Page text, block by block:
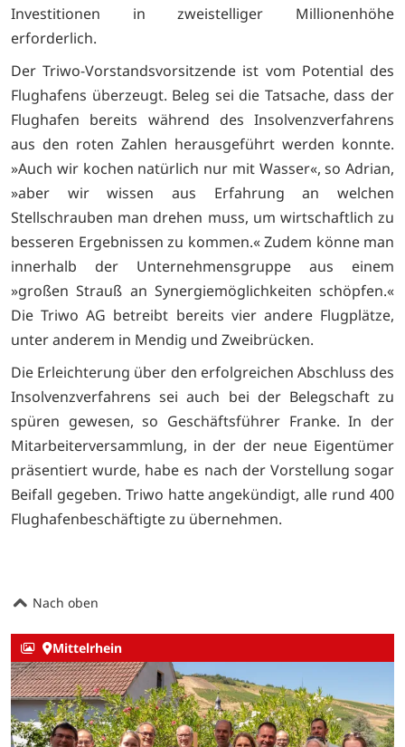
Investitionen in zweistelliger Millionenhöhe
erforderlich.
Der Triwo-Vorstandsvorsitzende ist vom Potential des
Flughafens überzeugt. Beleg sei die Tatsache, dass der
Flughafen bereits während des Insolvenzverfahrens
aus den roten Zahlen herausgeführt werden konnte.
»Auch wir kochen natürlich nur mit Wasser«, so Adrian,
»aber wir wissen aus Erfahrung an welchen
Stellschrauben man drehen muss, um wirtschaftlich zu
besseren Ergebnissen zu kommen.« Zudem könne man
innerhalb der Unternehmensgruppe aus einem
»großen Strauß an Synergiemöglichkeiten schöpfen.«
Die Triwo AG betreibt bereits vier andere Flugplätze,
unter anderem in Mendig und Zweibrücken.
Die Erleichterung über den erfolgreichen Abschluss des
Insolvenzverfahrens sei auch bei der Belegschaft zu
spüren gewesen, so Geschäftsführer Franke. In der
Mitarbeiterversammlung, in der der neue Eigentümer
präsentiert wurde, habe es nach der Vorstellung sogar
Beifall gegeben. Triwo hatte angekündigt, alle rund 400
Flughafenbeschäftigte zu übernehmen.
Nach oben
Mittelrhein